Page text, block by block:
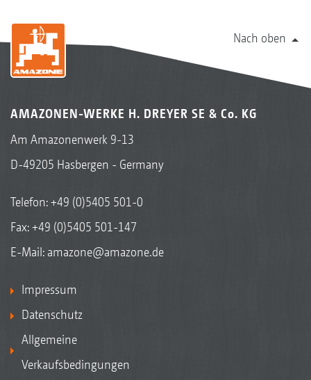
Nach oben
AMAZONEN-WERKE H. DREYER SE & Co. KG
Am Amazonenwerk 9-13
D-49205 Hasbergen - Germany
Telefon:+49 (0)5405 501-0
Fax: +49 (0)5405 501-147
E-Mail: amazone@amazone.de
Impressum
Datenschutz
Allgemeine
Verkaufsbedingungen